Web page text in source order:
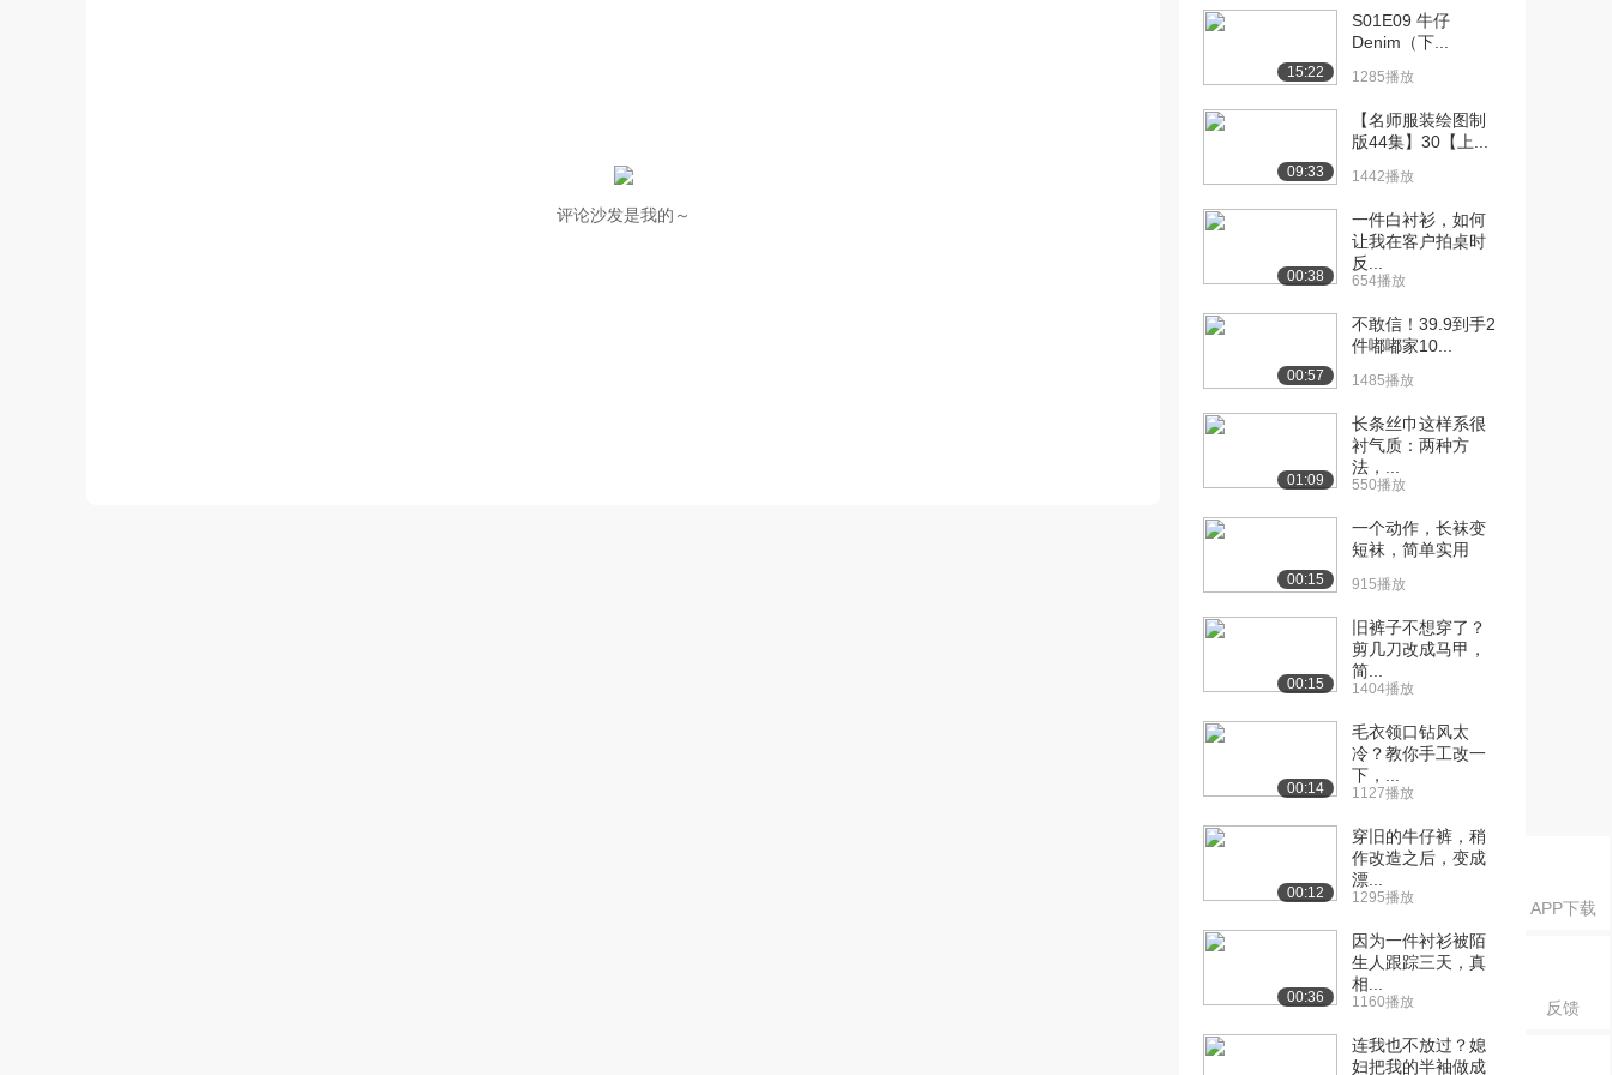
APP下载
反馈
评论沙发是我的～
[11] 2.6 认识通道滤镜
[12] 2.6 认识通道滤镜
09:12
[13] 2.7 认识蒙版 05:57
[14] 3.1 图案--适合纹样
（上）
[15] 3.1 图案--适合纹样
（下）
1461播放
[16] 4.1 条纹面料、格子面
2652播放
[17] 4.1 条纹面料、格子面
1374播放
[18] 4.2 迷彩面料、豹纹面
2015播放
[19] 4.2 迷彩面料、豹纹面
料、牛仔面...
[20] 6.1 服饰配件设计应用
实例（上）
21:39
[21] 6.1 服饰配件设计应用
实例（中）
21:46
[22] 6.1 服饰配件设计应用 21:38
15:22
S01E09 牛仔
Denim（下...
1285播放
09:33
【名师服装绘图制
版44集】30【上...
1442播放
00:38
一件白衬衫，如何
让我在客户拍桌时
反...
654播放
00:57
不敢信！39.9到手2
件嘟嘟家10...
1485播放
01:09
长条丝巾这样系很
衬气质：两种方
法，...
550播放
00:15
一个动作，长袜变
短袜，简单实用
915播放
00:15
旧裤子不想穿了？
剪几刀改成马甲，
简...
1404播放
00:14
毛衣领口钻风太
冷？教你手工改一
下，...
1127播放
00:12
穿旧的牛仔裤，稍
作改造之后，变成
漂...
1295播放
00:36
因为一件衬衫被陌
生人跟踪三天，真
相...
1160播放
连我也不放过？媳
妇把我的半袖做成